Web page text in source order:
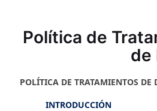
Política de
de
POLÍTICA DE TRATAMIENTOS DE
INTRODUCCIÓN